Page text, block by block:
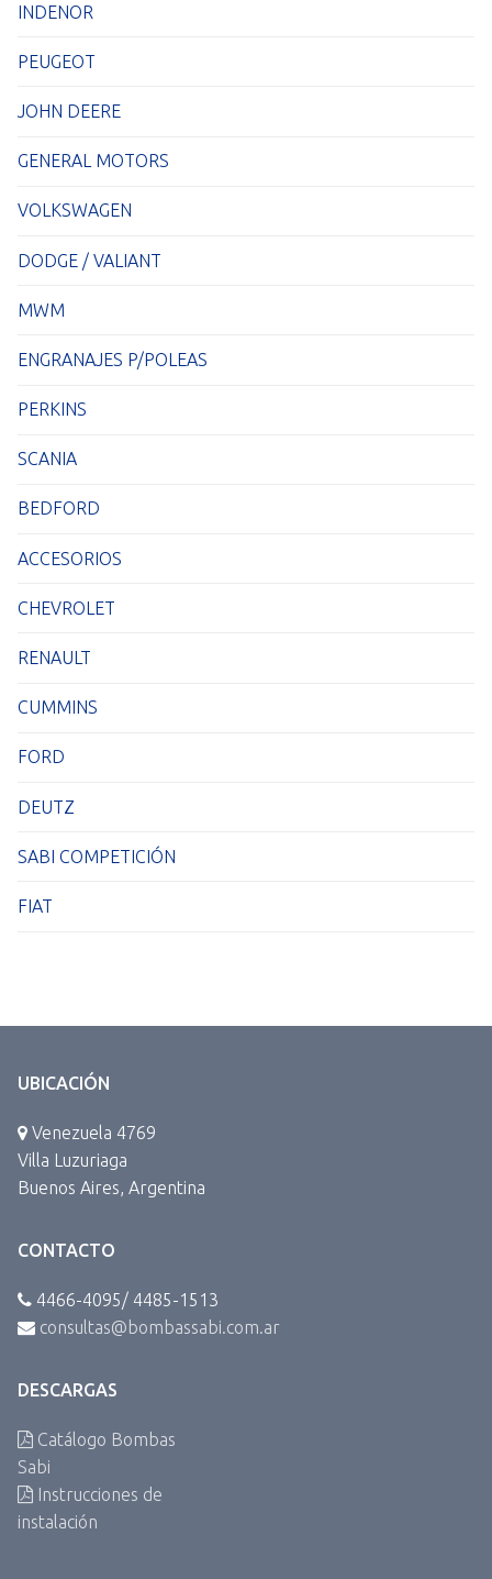
INDENOR
PEUGEOT
JOHN DEERE
GENERAL MOTORS
VOLKSWAGEN
DODGE / VALIANT
MWM
ENGRANAJES P/POLEAS
PERKINS
SCANIA
BEDFORD
ACCESORIOS
CHEVROLET
RENAULT
CUMMINS
FORD
DEUTZ
SABI COMPETICIÓN
FIAT
UBICACIÓN
Venezuela 4769
Villa Luzuriaga
Buenos Aires, Argentina
CONTACTO
4466-4095/ 4485-1513
consultas@bombassabi.com.ar
DESCARGAS
Catálogo Bombas
Sabi
Instrucciones de
instalación